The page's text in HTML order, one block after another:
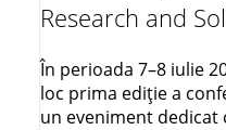
Research and
În perioada 7–8 iulie
loc prima ediție a
un eveniment